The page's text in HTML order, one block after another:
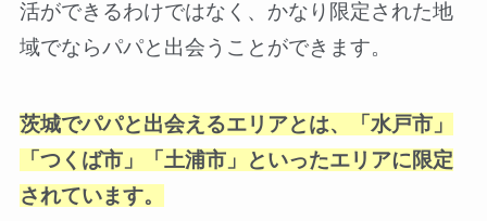
活ができるわけではなく、かなり限定された地
域でならパパと出会うことができます。
茨城でパパと出会えるエリアとは、「水戸市」
「つくば市」「土浦市」といったエリアに限定
されています。